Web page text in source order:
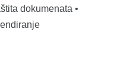
dokumenata •